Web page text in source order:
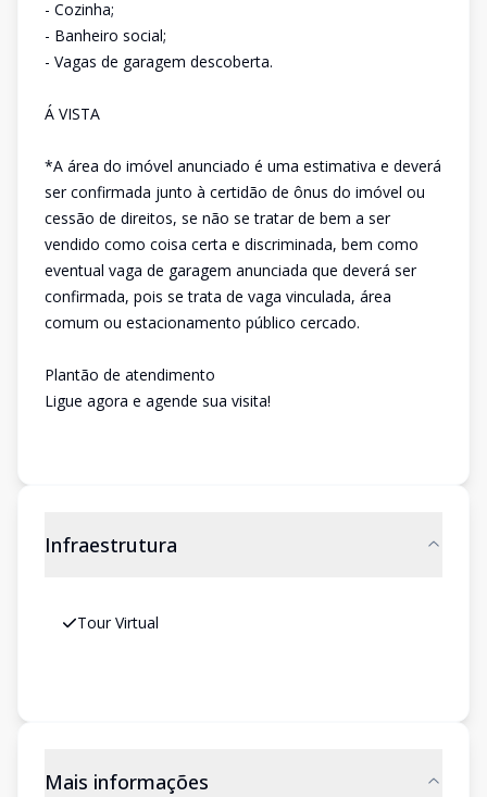
- Cozinha;
- Banheiro social;
- Vagas de garagem descoberta.
Á VISTA
*A área do imóvel anunciado é uma estimativa e deverá
ser confirmada junto à certidão de ônus do imóvel ou
cessão de direitos, se não se tratar de bem a ser
vendido como coisa certa e discriminada, bem como
eventual vaga de garagem anunciada que deverá ser
confirmada, pois se trata de vaga vinculada, área
comum ou estacionamento público cercado.
Plantão de atendimento
Ligue agora e agende sua visita!
Infraestrutura
Tour Virtual
Mais informações